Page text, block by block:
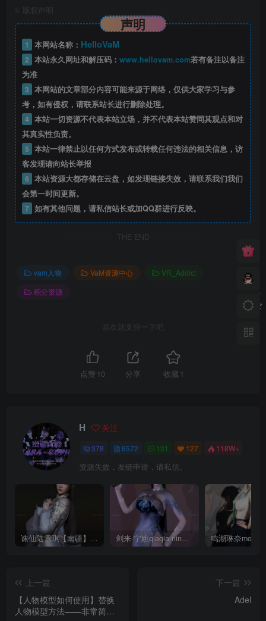
版权声明
声明
1 本网站名称： HelloVaM
2 本站永久网址和解压码： www.hellovam.com若有备注以备注
为准
3 本网站的文章部分内容可能来源于网络，仅供大家学习与参
考，如有侵权，请联系站长进行删除处理。
4 本站一切资源不代表本站立场，并不代表本站赞同其观点和对
其真实性负责。
5 本站一律禁止以任何方式发布或转载任何违法的相关信息，访
客发现请向站长举报
6 本站资源大都存储在云盘，如发现链接失效，请联系我们我们
会第一时间更新。
7 如有其他问题，请私信站长或加QQ群进行反映。
THE END
vam人物 VaM资源中心
VR_Addict
积分资源
喜欢就支持一下吧
点赞 10 分享 收藏 1
H 关注
378 6572 131 127 118W+
资源失效，友链申请，请私信。
诛仙陆雪琪【南疆】CoveRig 剑来-宁姚qiaqia.ningyao-re.1
上一篇
【人物模型如何使用】替换
人物模型方法——非常简单
下一篇
Adel